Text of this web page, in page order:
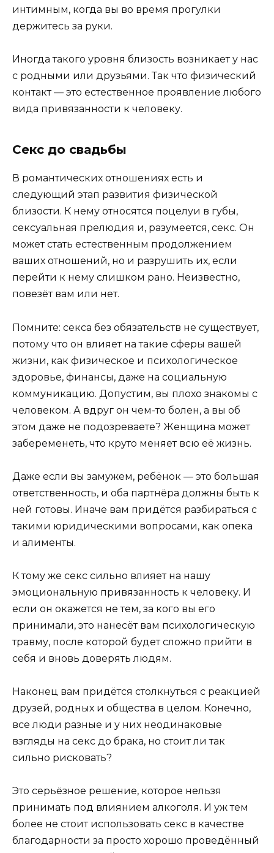
интимным, когда вы во время прогулки
держитесь за руки.
Иногда такого уровня близость возникает у нас
с родными или друзьями. Так что физический
контакт — это естественное проявление любого
вида привязанности к человеку.
Секс до свадьбы
В романтических отношениях есть и
следующий этап развития физической
близости. К нему относятся поцелуи в губы,
сексуальная прелюдия и, разумеется, секс. Он
может стать естественным продолжением
ваших отношений, но и разрушить их, если
перейти к нему слишком рано. Неизвестно,
повезёт вам или нет.
Помните: секса без обязательств не существует,
потому что он влияет на такие сферы вашей
жизни, как физическое и психологическое
здоровье, финансы, даже на социальную
коммуникацию. Допустим, вы плохо знакомы с
человеком. А вдруг он чем-то болен, а вы об
этом даже не подозреваете? Женщина может
забеременеть, что круто меняет всю её жизнь.
Даже если вы замужем, ребёнок — это большая
ответственность, и оба партнёра должны быть к
ней готовы. Иначе вам придётся разбираться с
такими юридическими вопросами, как опека
и алименты.
К тому же секс сильно влияет на нашу
эмоциональную привязанность к человеку. И
если он окажется не тем, за кого вы его
принимали, это нанесёт вам психологическую
травму, после которой будет сложно прийти в
себя и вновь доверять людям.
Наконец вам придётся столкнуться с реакцией
друзей, родных и общества в целом. Конечно,
все люди разные и у них неодинаковые
взгляды на секс до брака, но стоит ли так
сильно рисковать?
Это серьёзное решение, которое нельзя
принимать под влиянием алкоголя. И уж тем
более не стоит использовать секс в качестве
благодарности за просто хорошо проведённый